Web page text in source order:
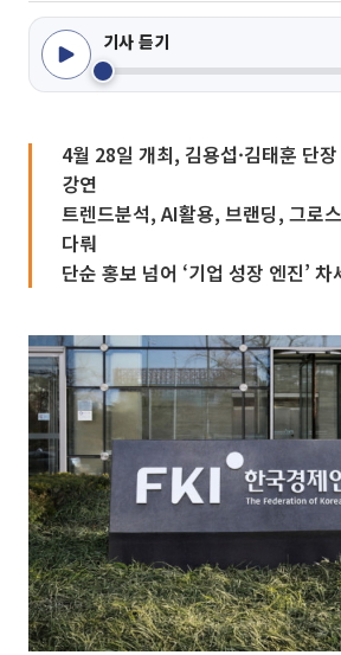
기사 듣기
4월 28일 개최, 김용섭·김태훈 단
강연
트렌드분석, AI활용, 브랜딩, 그로
다뤄
단순 홍보 넘어 ‘기업 성장 엔진’